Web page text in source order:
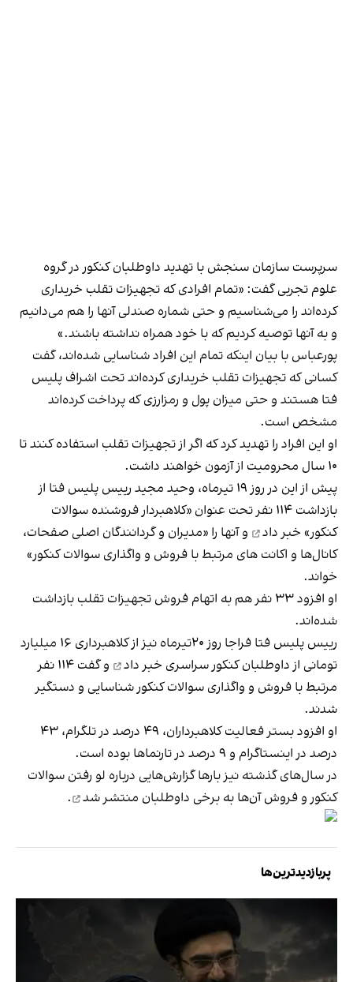
سرپرست سازمان سنجش با تهدید داوطلبان کنکور در گروه
علوم تجربی گفت: «تمام افرادی که تجهیزات تقلب خریداری
کرده‌اند را می‌شناسیم و حتی شماره صندلی آنها را هم می‌دانیم
و به آنها توصیه کردیم که با خود همراه نداشته باشند.»
پورعباس با بیان اینکه تمام این افراد شناسایی شده‌اند، گفت
کسانی که تجهیزات تقلب خریداری کرده‌اند تحت اشراف پلیس
فتا هستند و حتی میزان پول و رمزارزی که پرداخت کرده‌اند
مشخص است.
او این افراد را تهدید کرد که اگر از تجهیزات تقلب استفاده کنند تا
۱۰ سال محرومیت از آزمون خواهند داشت.
پیش از این در روز ۱۹ تیرماه، وحید مجید رییس پلیس فتا از
بازداشت ۱۱۴ نفر تحت عنوان «کلاهبردار فروشنده سوالات
کنکور»خبر داد
و آنها را «مدیران و گردانندگان اصلی صفحات،
کانال‌ها و اکانت های مرتبط با فروش و واگذاری سوالات کنکور»
خواند.
او افزود ۳۳ نفر هم به اتهام فروش تجهیزات تقلب بازداشت
شده‌اند.
رییس پلیس فتا فراجا روز ۲۰تیرماه نیز از کلاهبرداری ۱۶ میلیارد
تومانی از داوطلبان کنکور سراسری خبر داد
و گفت ۱۱۴ نفر
مرتبط با فروش و واگذاری سوالات کنکور شناسایی و دستگیر
شدند.
او افزود بستر فعالیت کلاهبرداران، ۴۹ درصد در تلگرام، ۴۳
درصد در اینستاگرام و ۹ درصد در تارنماها بوده است.
در سال‌های گذشته نیز بارها گزارش‌هایی درباره لو رفتن سوالات
کنکور و فروش آن‌ها به برخی داوطلبان منتشر شد .
پربازدیدترین‌ها